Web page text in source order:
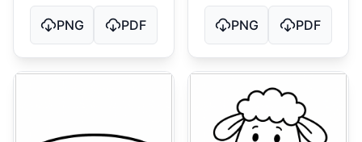
PNG PDF PNG PDF